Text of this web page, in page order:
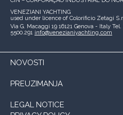
VENEZIANI YACHTING
used under licence of Colorificio Zetagi
Via G. Macaggi 19 16121 Genova - Italy Tel.
5500.291 info@venezianiyachting.com
NOVOSTI
PREUZIMANJA
LEGAL NOTICE